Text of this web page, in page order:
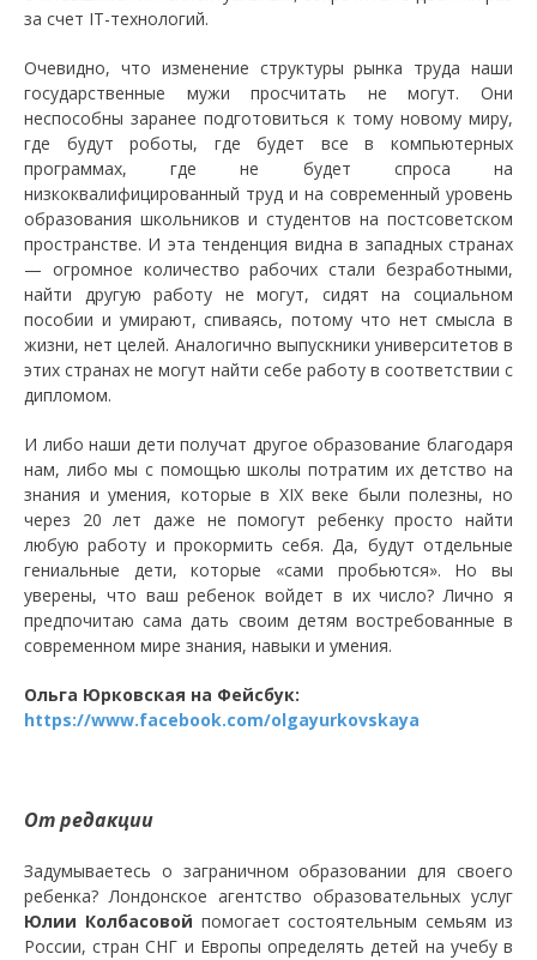
за счет IT-технологий.
Очевидно, что изменение структуры рынка труда наши
государственные мужи просчитать не могут. Они
неспособны заранее подготовиться к тому новому миру,
где будут роботы, где будет все в компьютерных
программах, где не будет спроса на
низкоквалифицированный труд и на современный уровень
образования школьников и студентов на постсоветском
пространстве. И эта тенденция видна в западных странах
— огромное количество рабочих стали безработными,
найти другую работу не могут, сидят на социальном
пособии и умирают, спиваясь, потому что нет смысла в
жизни, нет целей. Аналогично выпускники университетов в
этих странах не могут найти себе работу в соответствии с
дипломом.
И либо наши дети получат другое образование благодаря
нам, либо мы с помощью школы потратим их детство на
знания и умения, которые в ХIХ веке были полезны, но
через 20 лет даже не помогут ребенку просто найти
любую работу и прокормить себя. Да, будут отдельные
гениальные дети, которые «сами пробьются». Но вы
уверены, что ваш ребенок войдет в их число? Лично я
предпочитаю сама дать своим детям востребованные в
современном мире знания, навыки и умения.
Ольга Юрковская на Фейсбук:
https://www.facebook.com/olgayurkovskaya
От редакции
Задумываетесь о заграничном образовании для своего
ребенка? Лондонское агентство образовательных услуг
Юлии Колбасовой помогает состоятельным семьям из
России, стран СНГ и Европы определять детей на учебу в